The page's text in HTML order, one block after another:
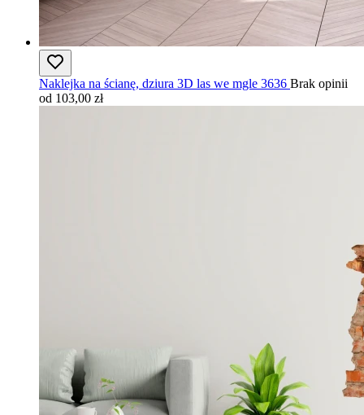
Naklejka na ścianę, dziura 3D las we mgle 3636 Brak opinii
od 103,00 zł